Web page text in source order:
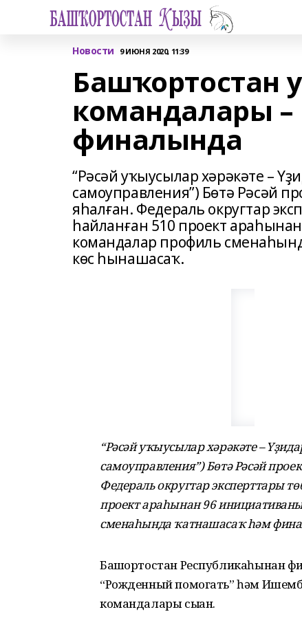
Новости 9 ИЮНЯ 2020, 11:39
Башҡортостан
командалары –
финалында
“Рәсәй уҡыусылар хәрәкәте –
самоуправления”) Бөтә Рәсәй
яһалған. Федераль округтар
һайланған 510 проект
командалар профиль
көс һынашасаҡ.
“Рәсәй уҡыусылар хәрәкәте –
самоуправления”) Бөтә Рәсәй
Федераль округтар эксперттары
проект араһынан 96
сменаһында ҡатнашасаҡ һәм
Башҡортостан Республикаһынан
“Рожденный помогать” һәм
командалары сыҡҡан.